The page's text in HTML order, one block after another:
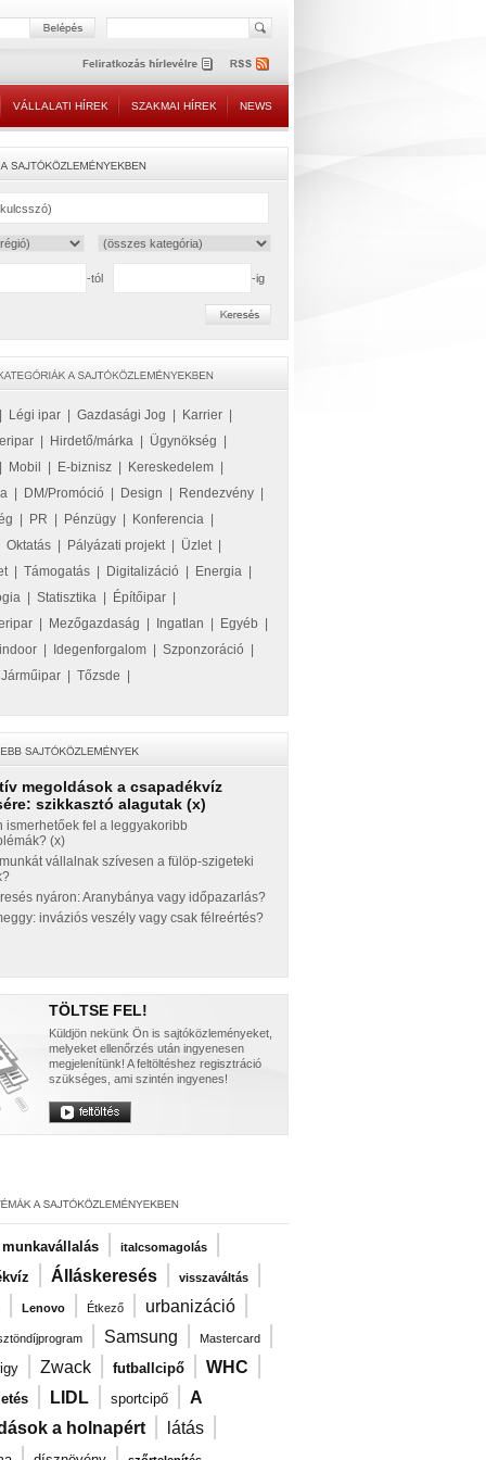
VÁLLALATI HÍREK SZAKMAI HÍREK NEWS
-tól -ig
Légi ipar Gazdasági Jog Karrier
Hirdető/márka Ügynökség
Mobil E-biznisz Kereskedelem
DM/Promóció Design Rendezvény
PR Pénzügy Konferencia
Oktatás Pályázati projekt| Üzlet|
| Támogatás Digitalizáció Energia
Statisztika Építőipar
Mezőgazdaság Ingatlan Egyéb
Idegenforgalom Szponzoráció
Járműipar Tőzsde
megoldások a csapadékvíz
szikkasztó alagutak (x)
ismerhetőek fel a leggyakoribb
(x)
vállalnak szívesen a fülöp-szigeteki
nyáron: Aranybánya vagy időpazarlás?
inváziós veszély vagy csak félreértés?
TÖLTSE FEL!
Küldjön nekünk Ön is sajtóközleményeket,
melyeket ellenőrzés után ingyenesen
megjelenítünk! A feltöltéshez regisztráció
szükséges, ami szintén ingyenes!
| italcsomagolás |
| Álláskeresés | visszaváltás |
| Lenovo | Étkező | urbanizáció |
| Samsung | Mastercard |
| Zwack | futballcipő | WHC |
| LIDL | sportcipő | A
a holnapért | látás |